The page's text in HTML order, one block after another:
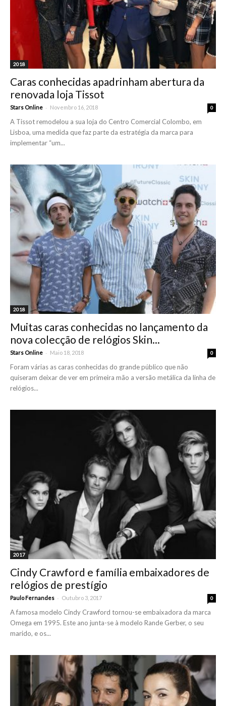
2018
Caras conhecidas apadrinham abertura da
renovada loja Tissot
Stars Online - Novembro 16, 2018 0
A Tissot remodelou a sua loja do Centro Comercial Colombo, em
Lisboa, uma medida que faz parte da estratégia da marca para
implementar “um...
2018
Muitas caras conhecidas no lançamento da
nova colecção de relógios Skin...
Stars Online - Maio 18, 2018 0
Foram várias as caras conhecidas do grande público que não
quiseram deixar de ver em primeira mão a versão metálica da linha de
relógios...
2017
Cindy Crawford e família embaixadores de
relógios de prestígio
Paulo Fernandes - Outubro 3, 2017 0
A famosa modelo Cindy Crawford tornou-se embaixadora da marca
Omega em 1995. Este ano junta-se à modelo Rande Gerber, o seu
marido, e os...